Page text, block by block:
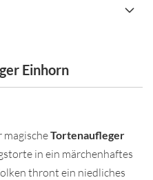
Einhorn
magischeTortenaufleger
in ein märchenhaftes
thront ein niedliches